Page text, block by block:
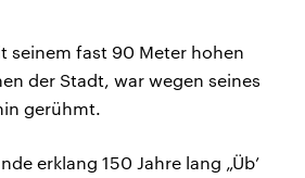
seinem fast 90 Meter hohen
der Stadt, war wegen seines
gerühmt.
erklang 150 Jahre lang „Üb’